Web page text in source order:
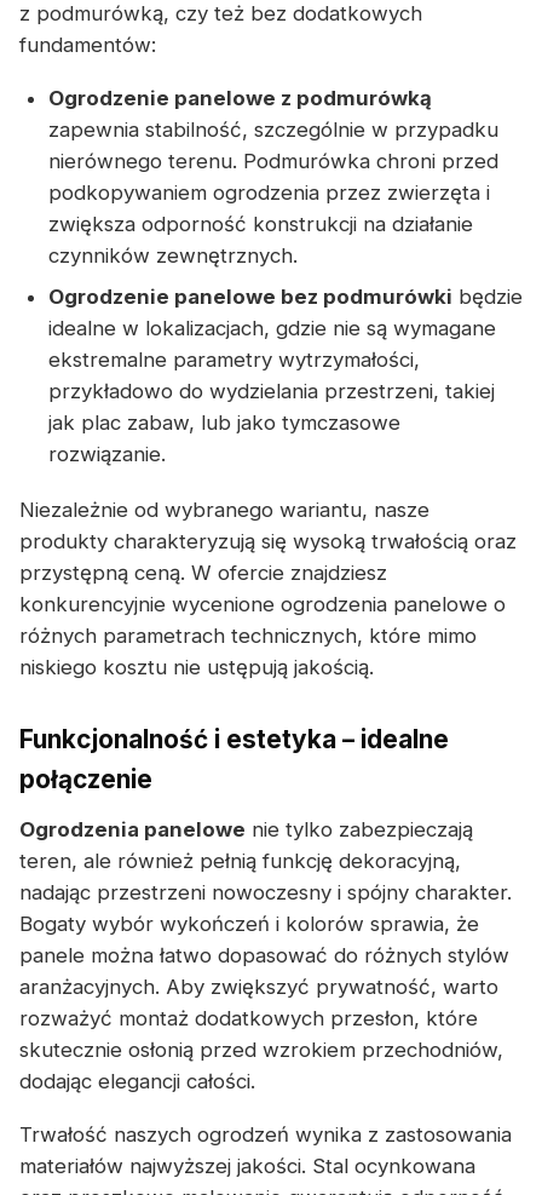
z podmurówką, czy też bez dodatkowych
fundamentów:
Ogrodzenie panelowe z podmurówką
zapewnia stabilność, szczególnie w przypadku
nierównego terenu. Podmurówka chroni przed
podkopywaniem ogrodzenia przez zwierzęta i
zwiększa odporność konstrukcji na działanie
czynników zewnętrznych.
Ogrodzenie panelowe bez podmurówki będzie
idealne w lokalizacjach, gdzie nie są wymagane
ekstremalne parametry wytrzymałości,
przykładowo do wydzielania przestrzeni, takiej
jak plac zabaw, lub jako tymczasowe
rozwiązanie.
Niezależnie od wybranego wariantu, nasze
produkty charakteryzują się wysoką trwałością oraz
przystępną ceną. W ofercie znajdziesz
konkurencyjnie wycenione ogrodzenia panelowe o
różnych parametrach technicznych, które mimo
niskiego kosztu nie ustępują jakością.
Funkcjonalność i estetyka – idealne
połączenie
Ogrodzenia panelowe nie tylko zabezpieczają
teren, ale również pełnią funkcję dekoracyjną,
nadając przestrzeni nowoczesny i spójny charakter.
Bogaty wybór wykończeń i kolorów sprawia, że
panele można łatwo dopasować do różnych stylów
aranżacyjnych. Aby zwiększyć prywatność, warto
rozważyć montaż dodatkowych przesłon, które
skutecznie osłonią przed wzrokiem przechodniów,
dodając elegancji całości.
Trwałość naszych ogrodzeń wynika z zastosowania
materiałów najwyższej jakości. Stal ocynkowana